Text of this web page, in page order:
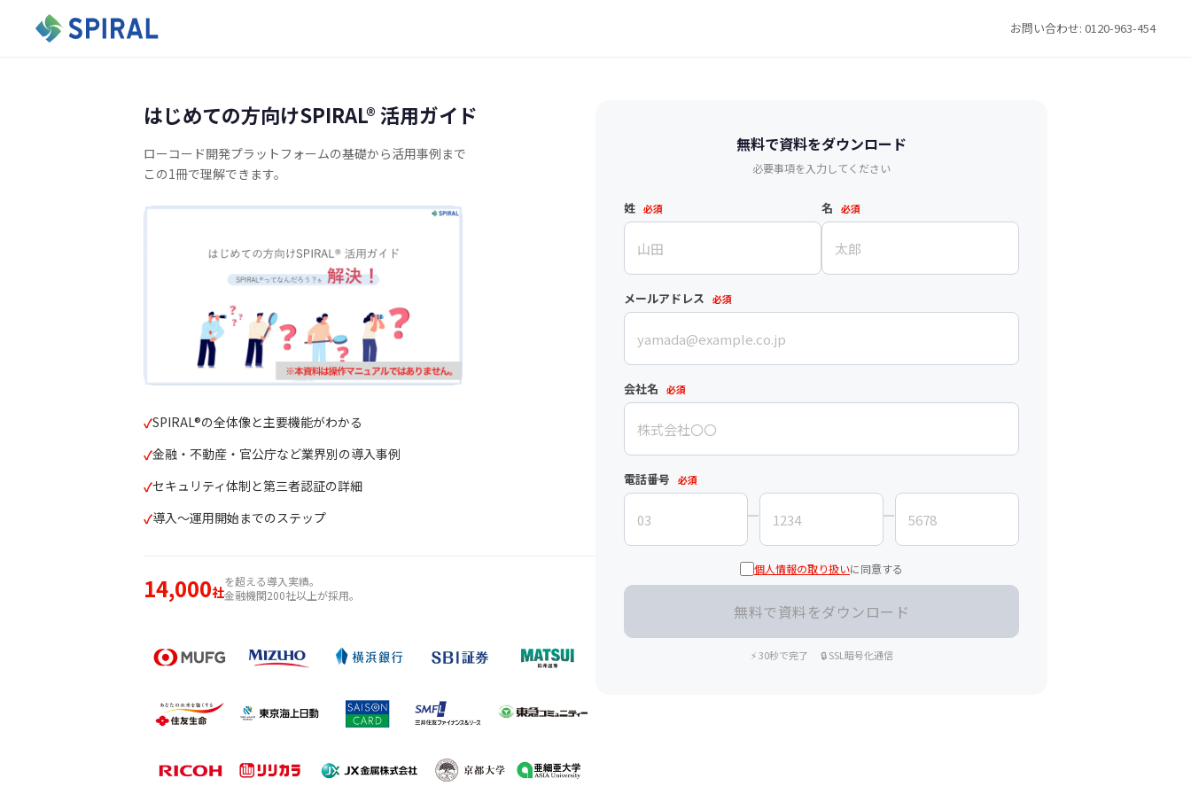
お問い合わせ: 0120-963-454
はじめての方向けSPIRAL® 活用ガイド
ローコード開発プラットフォームの基礎から活用事例まで
この1冊で理解できます。
SPIRAL®の全体像と主要機能がわかる
金融・不動産・官公庁など業界別の導入事例
セキュリティ体制と第三者認証の詳細
導入〜運用開始までのステップ
14,000社
を超える導入実績。
金融機関200社以上が採用。
無料で資料をダウンロード
必要事項を入力してください
姓 必須 名 必須
メールアドレス 必須
会社名 必須
電話番号 必須
個人情報の取り扱いに同意する
⚡ 30秒で完了 🔒 SSL暗号化通信